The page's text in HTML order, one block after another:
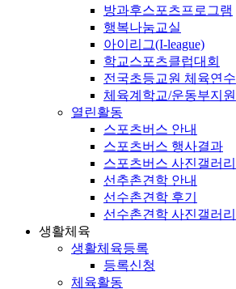
방과후스포츠프로그램
행복나눔교실
아이리그(I-league)
학교스포츠클럽대회
전국초등교원 체육연수
체육계학교/운동부지원
열린활동
스포츠버스 안내
스포츠버스 행사결과
스포츠버스 사진갤러리
선추촌견학 안내
선수촌견학 후기
선수촌견학 사진갤러리
생활체육
생활체육등록
등록신청
체육활동